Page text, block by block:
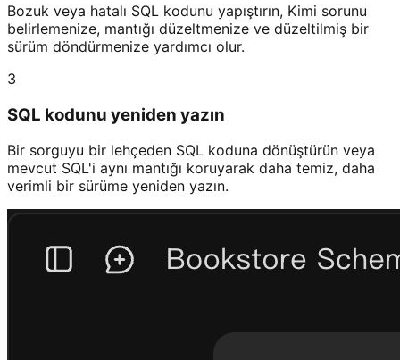
Bozuk veya hatalı SQL kodunu yapıştırın, Kimi sorunu
belirlemenize, mantığı düzeltmenize ve düzeltilmiş bir
sürüm döndürmenize yardımcı olur.
3
SQL kodunu yeniden yazın
Bir sorguyu bir lehçeden SQL koduna dönüştürün veya
mevcut SQL'i aynı mantığı koruyarak daha temiz, daha
verimli bir sürüme yeniden yazın.